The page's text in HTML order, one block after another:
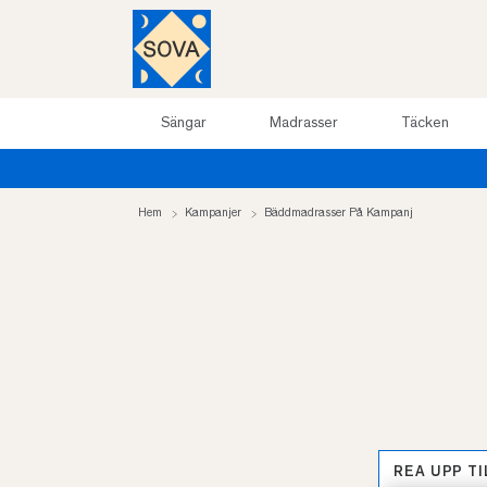
Sängar Madrasser Täcken
Hem Kampanjer Bäddmadrasser På Kampanj
REA UPP